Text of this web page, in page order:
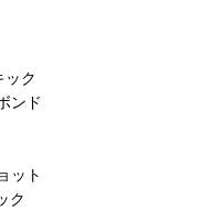
ク
ンド
ット
ク